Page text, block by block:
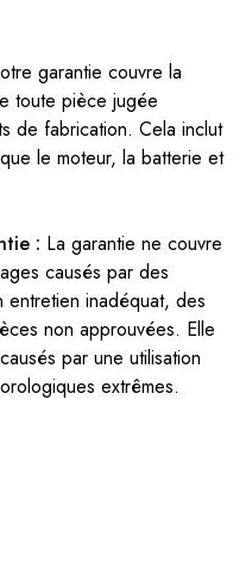
garantie couvre la
toute pièce jugée
de fabrication. Cela inclut
le moteur, la batterie et
: La garantie ne couvre
causés par des
inadéquat, des
non approuvées. Elle
par une utilisation
extrêmes.